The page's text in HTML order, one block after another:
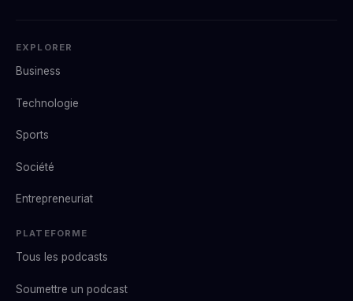
EXPLORER
Business
Technologie
Sports
Société
Entrepreneuriat
PLATEFORME
Tous les podcasts
Soumettre un podcast